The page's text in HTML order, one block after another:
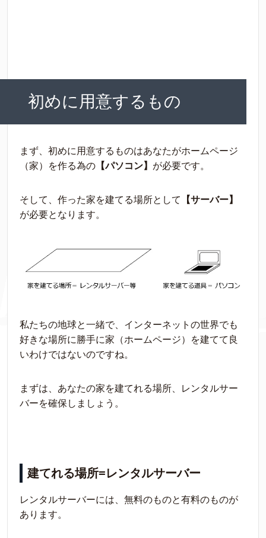
初めに用意するもの
まず、初めに用意するものはあなたがホームページ
（家）を作る為の 【パソコン】 が必要です。
そして、作った家を建てる場所として
【サーバー】
が必要となります。
私たちの地球と一緒で、インターネットの世界でも
好きな場所に勝手に家（ホームページ）を建てて良
いわけではないのですね。
まずは、あなたの家を建てれる場所、レンタルサー
バーを確保しましょう。
建てれる場所=レンタルサーバー
レンタルサーバーには、無料のものと有料のものが
あります。